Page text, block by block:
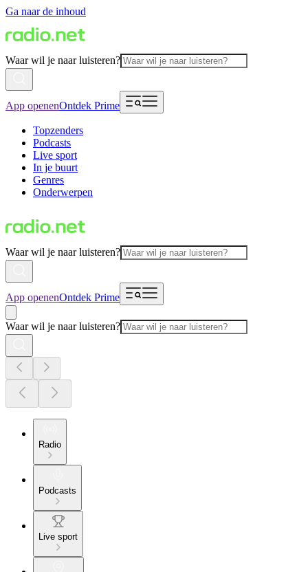
Ga naar de inhoud
Waar wil je naar luisteren?
App openenOntdek Prime
Topzenders
Podcasts
Live sport
In je buurt
Genres
Onderwerpen
Waar wil je naar luisteren?
App openenOntdek Prime
Waar wil je naar luisteren?
Radio
Podcasts
Live sport